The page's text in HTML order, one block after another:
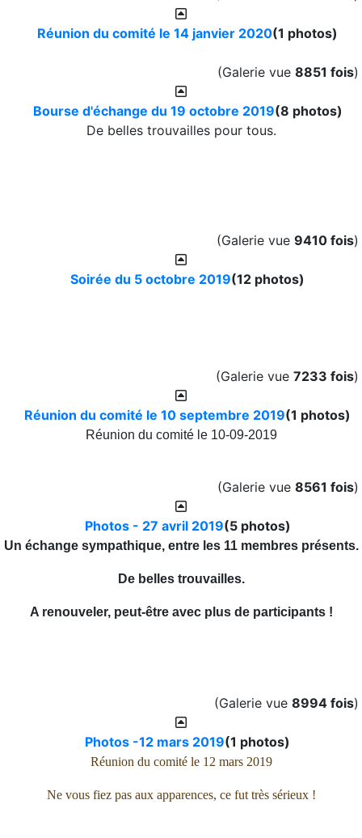
Réunion du comité le 14 janvier 2020(1 photos)
(Galerie vue 8851 fois)
Bourse d'échange du 19 octobre 2019(8 photos)
De belles trouvailles pour tous.
(Galerie vue 9410 fois)
Soirée du 5 octobre 2019(12 photos)
(Galerie vue 7233 fois)
Réunion du comité le 10 septembre 2019(1 photos)
Réunion du comité le 10-09-2019
(Galerie vue 8561 fois)
Photos - 27 avril 2019(5 photos)
Un échange sympathique, entre les 11 membres présents.
De belles trouvailles.
A renouveler, peut-être avec plus de participants !
(Galerie vue 8994 fois)
Photos -12 mars 2019(1 photos)
Réunion du comité le 12 mars 2019
Ne vous fiez pas aux apparences, ce fut très sérieux !